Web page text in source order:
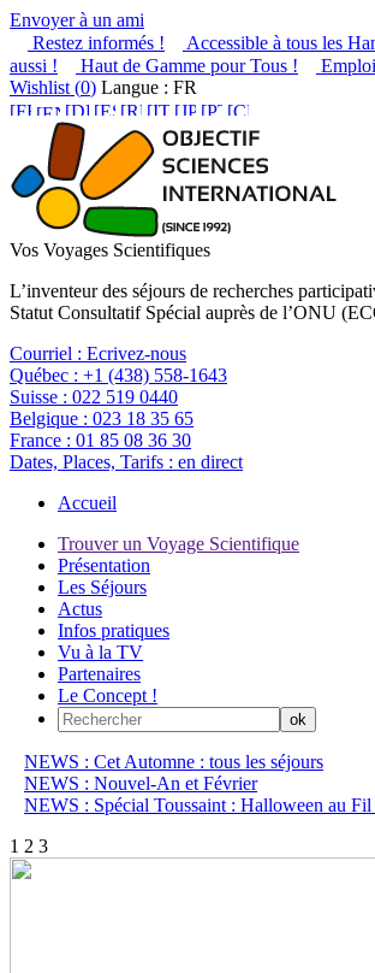
Envoyer à un ami
Restez informés !
Accessible à tous les
aussi !
Haut de Gamme pour Tous !
Wishlist (0) Langue : FR
Vos Voyages Scientifiques
L’inventeur des séjours de recherches
Statut Consultatif Spécial auprès de l’ONU
Courriel : Ecrivez-nous
Québec : +1 (438) 558-1643
Suisse : 022 519 0440
Belgique : 023 18 35 65
France : 01 85 08 36 30
Dates, Places, Tarifs : en direct
Accueil
Trouver un Voyage Scientifique
Présentation
Les Séjours
Actus
Infos pratiques
Vu à la TV
Partenaires
Le Concept !
NEWS : Cet Automne : tous les séjours
NEWS : Nouvel-An et Février
NEWS : Spécial Toussaint : Halloween au Fil
1 2 3